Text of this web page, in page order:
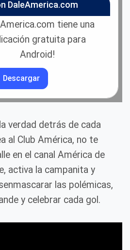
DaleAmerica.com
tiene una
gratuita para
Android!
Descargar
verdad detrás de cada
al Club América, no te
en el canal América de
activa la campanita y
las polémicas,
y celebrar cada gol.